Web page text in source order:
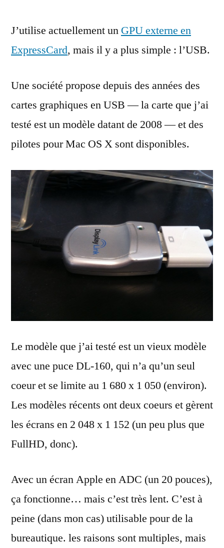
J’utilise actuellement un GPU externe en
ExpressCard, mais il y a plus simple : l’USB.
Une société propose depuis des années des
cartes graphiques en USB — la carte que j’ai
testé est un modèle datant de 2008 — et des
pilotes pour Mac OS X sont disponibles.
Le modèle que j’ai testé est un vieux modèle
avec une puce DL-160, qui n’a qu’un seul
coeur et se limite au 1 680 x 1 050 (environ).
Les modèles récents ont deux coeurs et gèrent
les écrans en 2 048 x 1 152 (un peu plus que
FullHD, donc).
Avec un écran Apple en ADC (un 20 pouces),
ça fonctionne… mais c’est très lent. C’est à
peine (dans mon cas) utilisable pour de la
bureautique. les raisons sont multiples, mais